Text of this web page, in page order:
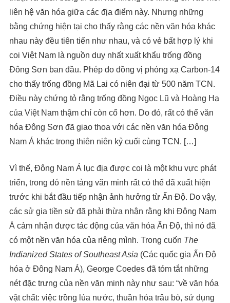
liên hệ văn hóa giữa các địa điểm này. Nhưng những
bằng chứng hiện tại cho thấy rằng các nền văn hóa khác
nhau này đều tiên tiến như nhau, và có vẻ bất hợp lý khi
coi Việt Nam là nguồn duy nhất xuất khẩu trống đồng
Đông Sơn ban đầu. Phép đo đồng vị phóng xạ Carbon-14
cho thấy trống đồng Mã Lai có niên đại từ 500 năm TCN.
Điều này chứng tỏ rằng trống đồng Ngọc Lũ và Hoàng Hạ
của Việt Nam thậm chí còn cổ hơn. Do đó, rất có thể văn
hóa Đông Sơn đã giao thoa với các nền văn hóa Đông
Nam Á khác trong thiên niên kỷ cuối cùng TCN. […]
Vì thế, Đông Nam Á lục địa được coi là một khu vực phát
triển, trong đó nền tảng văn minh rất có thể đã xuất hiện
trước khi bắt đầu tiếp nhận ảnh hưởng từ Ấn Độ. Do vậy,
các sử gia tiền sử đã phải thừa nhận rằng khi Đông Nam
Á cảm nhận được tác động của văn hóa Ấn Độ, thì nó đã
có một nền văn hóa của riêng mình. Trong cuốn The
Indianized States of Southeast Asia (Các quốc gia Ấn Độ
hóa ở Đông Nam Á), George Coedes đã tóm tắt những
nét đặc trưng của nền văn minh này như sau: “về văn hóa
vật chất: việc trồng lúa nước, thuần hóa trâu bò, sử dụng